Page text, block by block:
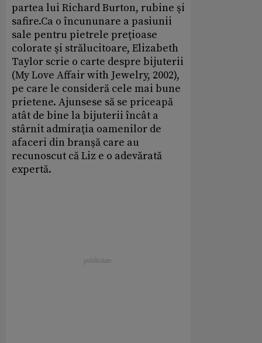
partea lui Richard Burton, rubine şi
safire.Ca o încununare a pasiunii
sale pentru pietrele preţioase
colorate şi strălucitoare, Elizabeth
Taylor scrie o carte despre bijuterii
(My Love Affair with Jewelry, 2002),
pe care le consideră cele mai bune
prietene. Ajunsese să se priceapă
atât de bine la bijuterii încât a
stârnit admiraţia oamenilor de
afaceri din branşă care au
recunoscut că Liz e o adevărată
expertă.